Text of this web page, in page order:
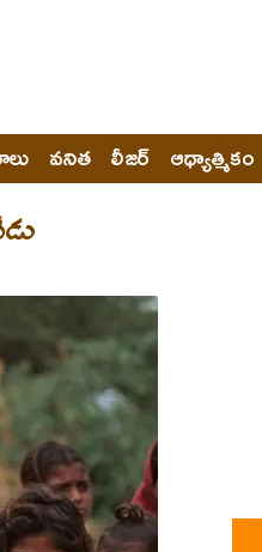
వనిత లీజర్ ఆధ్యాత్మికం